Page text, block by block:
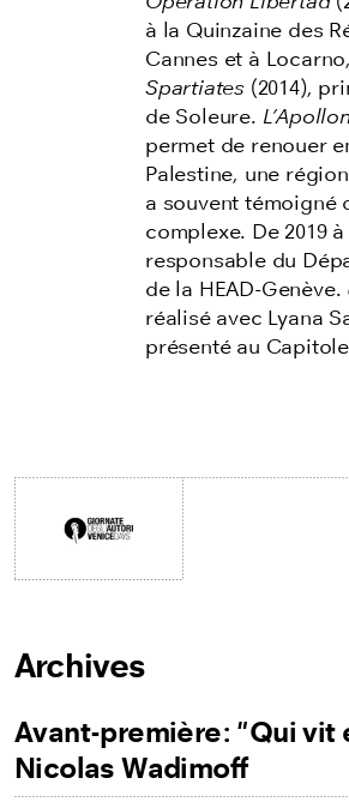
à la Quinzaine des
Cannes et à
Spartiates (2014),
de Soleure.
permet de renouer
Palestine, une
a souvent témoigné
complexe. De 2019
responsable du
de la HEAD-Genève.
réalisé avec Lyana
présenté au
Archives
Avant-première: "Qui vit
Nicolas Wadimoff